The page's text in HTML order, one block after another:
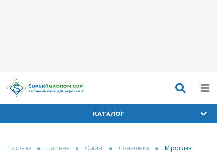
КАТАЛОГ
Головна Насіння Олійні Соняшник Мірослав